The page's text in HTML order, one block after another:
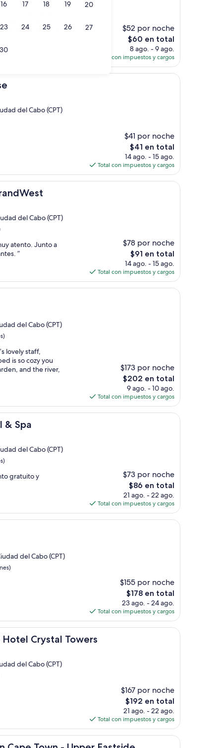
16 17 18 19 20
23 24 25 26 27
30
tiene que mejorar
$52 por noche
El
precio
actual
es
de
$60 en total
8 ago. - 9 ago.
Total con impuestos y cargos
del Cabo (CPT)
$41 por noche
El
precio
actual
es
de
$41 en total
14 ago. - 15 ago.
Total con impuestos y cargos
del Cabo (CPT)
atento. Junto a
”
$78 por noche
El
precio
actual
es
de
$91 en total
14 ago. - 15 ago.
Total con impuestos y cargos
del Cabo (CPT)
lovely staff,
is so cozy you
and the river,
$173 por noche
El
precio
actual
es
de
$202 en total
9 ago. - 10 ago.
Total con impuestos y cargos
& Spa
del Cabo (CPT)
gratuito y
$73 por noche
El
precio
actual
es
de
$86 en total
21 ago. - 22 ago.
Total con impuestos y cargos
del Cabo (CPT)
$155 por noche
El
precio
actual
es
de
$178 en total
23 ago. - 24 ago.
Total con impuestos y cargos
Crystal Towers
Towers
del Cabo (CPT)
$167 por noche
El
precio
actual
es
de
$192
$192 en total
21 ago. - 22 ago.
Total con impuestos y cargos
- Upper Eastside